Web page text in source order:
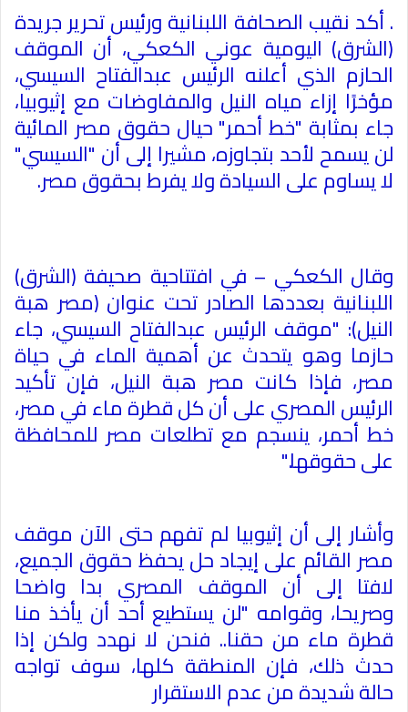
. أكد نقيب الصحافة اللبنانية ورئيس تحرير جريدة
(الشرق) اليومية عوني الكعكي، أن الموقف
الحازم الذي أعلنه الرئيس عبدالفتاح السيسي،
مؤخرًا إزاء مياه النيل والمفاوضات مع إثيوبيا،
جاء بمثابة "خط أحمر" حيال حقوق مصر المائية
لن يسمح لأحد بتجاوزه، مشيرا إلى أن "السيسي"
لا يساوم على السيادة ولا يفرط بحقوق مصر.
وقال الكعكي – في افتتاحية صحيفة (الشرق)
اللبنانية بعددها الصادر تحت عنوان (مصر هبة
النيل): "موقف الرئيس عبدالفتاح السيسي، جاء
حازما وهو يتحدث عن أهمية الماء في حياة
مصر، فإذا كانت مصر هبة النيل، فإن تأكيد
الرئيس المصري على أن كل قطرة ماء في مصر،
خط أحمر، ينسجم مع تطلعات مصر للمحافظة
على حقوقها".
وأشار إلى أن إثيوبيا لم تفهم حتى الآن موقف
مصر القائم على إيجاد حل يحفظ حقوق الجميع،
لافتا إلى أن الموقف المصري بدا واضحا
وصريحا، وقوامه "لن يستطيع أحد أن يأخذ منا
قطرة ماء من حقنا.. فنحن لا نهدد ولكن إذا
حدث ذلك، فإن المنطقة كلها، سوف تواجه
حالة شديدة من عدم الاستقرار